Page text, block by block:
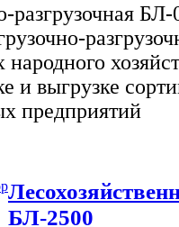
и выгрузке
предприятий
БЛ-2500